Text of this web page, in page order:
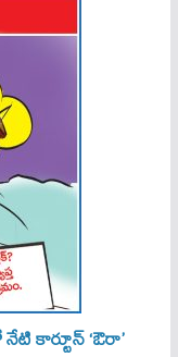
కార్టూన్ ‘ఔరా’